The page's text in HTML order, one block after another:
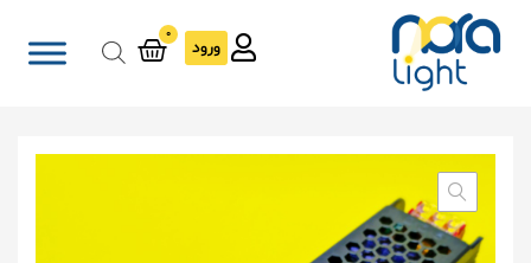
فروشگاه
اینترنتی
ورود